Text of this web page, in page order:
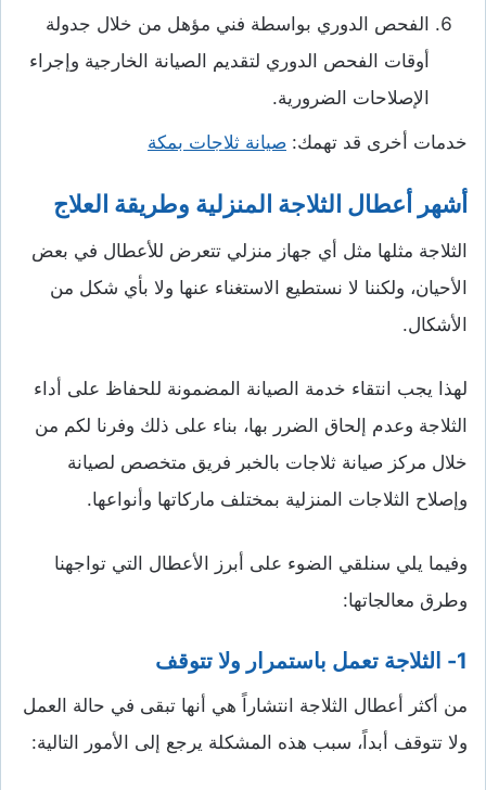
الفحص الدوري بواسطة فني مؤهل من خلال جدولة
أوقات الفحص الدوري لتقديم الصيانة الخارجية وإجراء
الإصلاحات الضرورية.
خدمات أخرى قد تهمك: صيانة ثلاجات بمكة
أشهر أعطال الثلاجة المنزلية وطريقة العلاج
الثلاجة مثلها مثل أي جهاز منزلي تتعرض للأعطال في بعض
الأحيان، ولكننا لا نستطيع الاستغناء عنها ولا بأي شكل من
الأشكال.
لهذا يجب انتقاء خدمة الصيانة المضمونة للحفاظ على أداء
الثلاجة وعدم إلحاق الضرر بها، بناء على ذلك وفرنا لكم من
خلال مركز صيانة ثلاجات بالخبر فريق متخصص لصيانة
وإصلاح الثلاجات المنزلية بمختلف ماركاتها وأنواعها.
وفيما يلي سنلقي الضوء على أبرز الأعطال التي تواجهنا
وطرق معالجاتها:
1- الثلاجة تعمل باستمرار ولا تتوقف
من أكثر أعطال الثلاجة انتشاراً هي أنها تبقى في حالة العمل
ولا تتوقف أبداً، سبب هذه المشكلة يرجع إلى الأمور التالية: